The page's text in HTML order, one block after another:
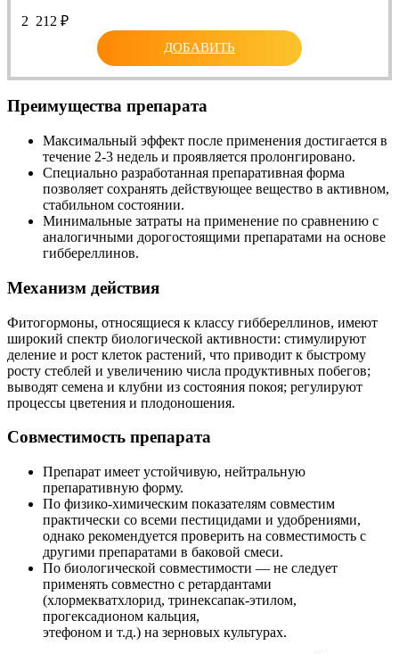
2 212 ₽
ДОБАВИТЬ
Преимущества препарата
Максимальный эффект после применения достигается в
течение 2-3 недель и проявляется пролонгировано.
Специально разработанная препаративная форма
позволяет сохранять действующее вещество в активном,
стабильном состоянии.
Минимальные затраты на применение по сравнению с
аналогичными дорогостоящими препаратами на основе
гиббереллинов.
Механизм действия
Фитогормоны, относящиеся к классу гиббереллинов, имеют
широкий спектр биологической активности: стимулируют
деление и рост клеток растений, что приводит к быстрому
росту стеблей и увеличению числа продуктивных побегов;
выводят семена и клубни из состояния покоя; регулируют
процессы цветения и плодоношения.
Совместимость препарата
Препарат имеет устойчивую, нейтральную
препаративную форму.
По физико-химическим показателям совместим
практически со всеми пестицидами и удобрениями,
однако рекомендуется проверить на совместимость с
другими препаратами в баковой смеси.
По биологической совместимости — не следует
применять совместно с ретардантами
(хлормекватхлорид, тринексапак-этилом,
прогексадионом кальция,
этефоном и т.д.) на зерновых культурах.